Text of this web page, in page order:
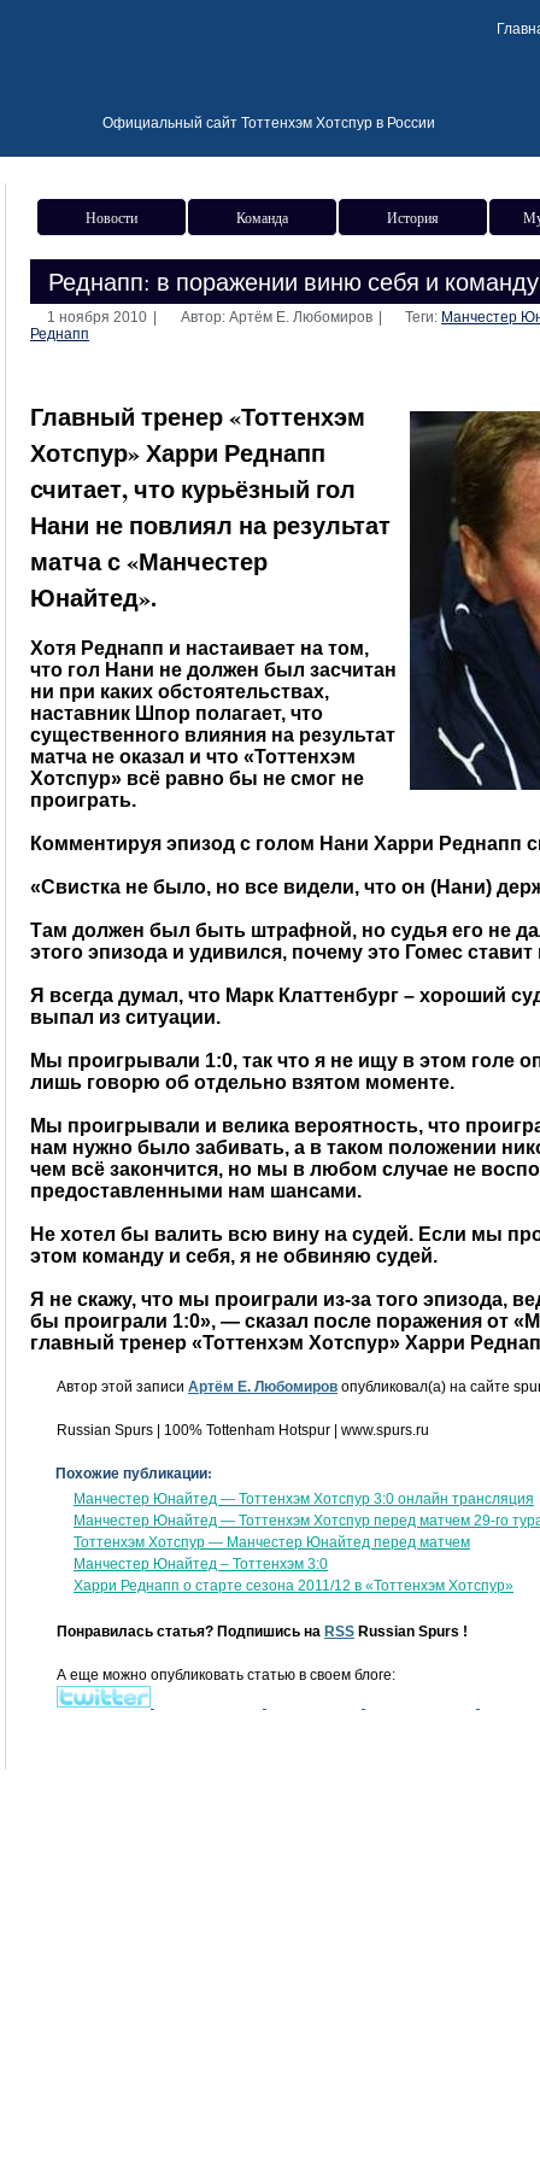
Официальный сайт Тоттенхэм Хотспур в России
Новости Команда История
Реднапп: в поражении виню себя и
1 ноября 2010 Автор: Артём Е. Любомиров Теги: Манчестер
Реднапп
Главный тренер «Тоттенхэм
Хотспур» Харри Реднапп
считает, что курьёзный гол
Нани не повлиял на результат
матча с «Манчестер
Юнайтед».
Хотя Реднапп и настаивает на том,
что гол Нани не должен был засчитан
ни при каких обстоятельствах,
наставник Шпор полагает, что
существенного влияния на результат
матча не оказал и что «Тоттенхэм
Хотспур» всё равно бы не смог не
проиграть.
Комментируя эпизод с голом Нани Харри Реднапп
«Свистка не было, но все видели, что он (Нани)
Там должен был быть штрафной, но судья его не
этого эпизода и удивился, почему это Гомес
Я всегда думал, что Марк Клаттенбург – хороший
выпал из ситуации.
Мы проигрывали 1:0, так что я не ищу в этом голе
лишь говорю об отдельно взятом моменте.
Мы проигрывали и велика вероятность, что
нам нужно было забивать, а в таком положении
чем всё закончится, но мы в любом случае не
предоставленными нам шансами.
Не хотел бы валить всю вину на судей. Если мы
этом команду и себя, я не обвиняю судей.
Я не скажу, что мы проиграли из-за того эпизода,
бы проиграли 1:0», — сказал после поражения от
главный тренер «Тоттенхэм Хотспур» Харри
Автор этой записи Артём Е. Любомиров опубликовал(а) на сайте
Russian Spurs | 100% Tottenham Hotspur | www.spurs.ru
Похожие публикации:
Манчестер Юнайтед — Тоттенхэм Хотспур 3:0 онлайн трансляция
Манчестер Юнайтед — Тоттенхэм Хотспур перед матчем 29-го
Тоттенхэм Хотспур — Манчестер Юнайтед перед матчем
Манчестер Юнайтед – Тоттенхэм 3:0
Харри Реднапп о старте сезона 2011/12 в «Тоттенхэм Хотспур»
Понравилась статья? Подпишись на RSS Russian Spurs !
А еще можно опубликовать статью в своем блоге: